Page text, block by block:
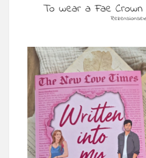
To wear a Fae